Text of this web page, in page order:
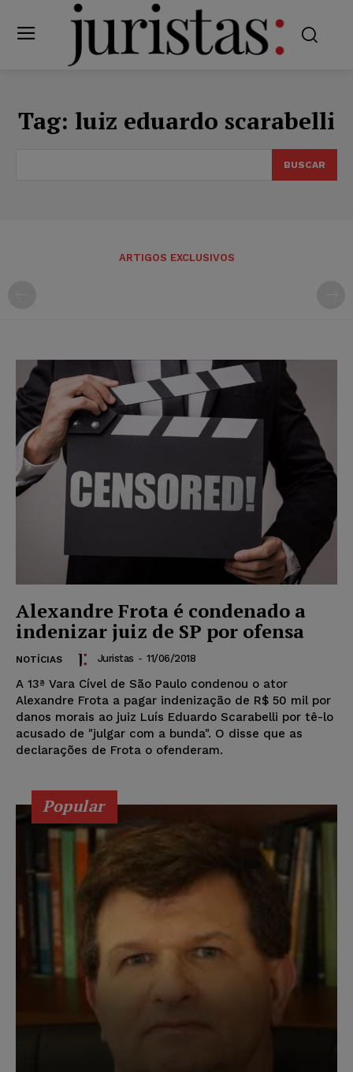
Tag: luiz eduardo scarabelli
BUSCAR
ARTIGOS EXCLUSIVOS
Alexandre Frota é condenado a
indenizar juiz de SP por ofensa
NOTÍCIAS Juristas - 11/06/2018
A 13ª Vara Cível de São Paulo condenou o ator
Alexandre Frota a pagar indenização de R$ 50 mil por
danos morais ao juiz Luís Eduardo Scarabelli por tê-lo
acusado de "julgar com a bunda". O disse que as
declarações de Frota o ofenderam.
Popular